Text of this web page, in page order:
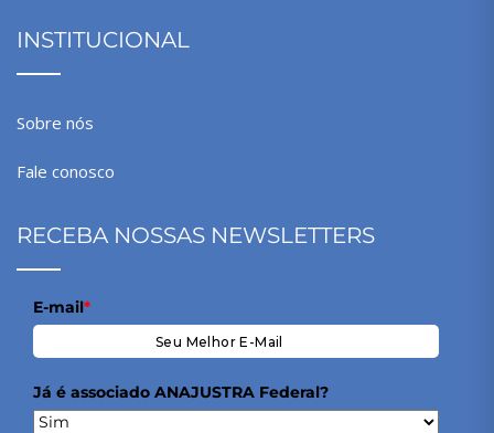
INSTITUCIONAL
Sobre nós
Fale conosco
RECEBA NOSSAS NEWSLETTERS
E-mail*
Já é associado ANAJUSTRA Federal?